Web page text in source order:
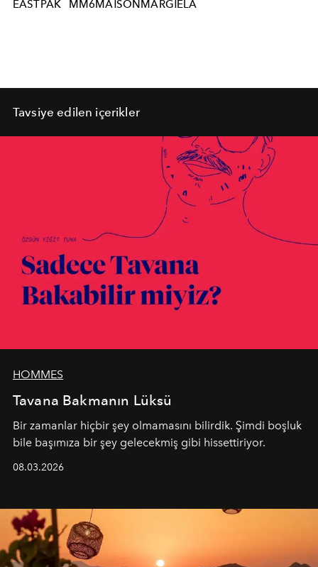
EASTPAK MM6MAISONMARGIELA
Tavsiye edilen içerikler
HOMMES
Tavana Bakmanın Lüksü
Bir zamanlar hiçbir şey olmamasını bilirdik. Şimdi boşluk
bile başımıza bir şey gelecekmiş gibi hissettiriyor.
08.03.2026